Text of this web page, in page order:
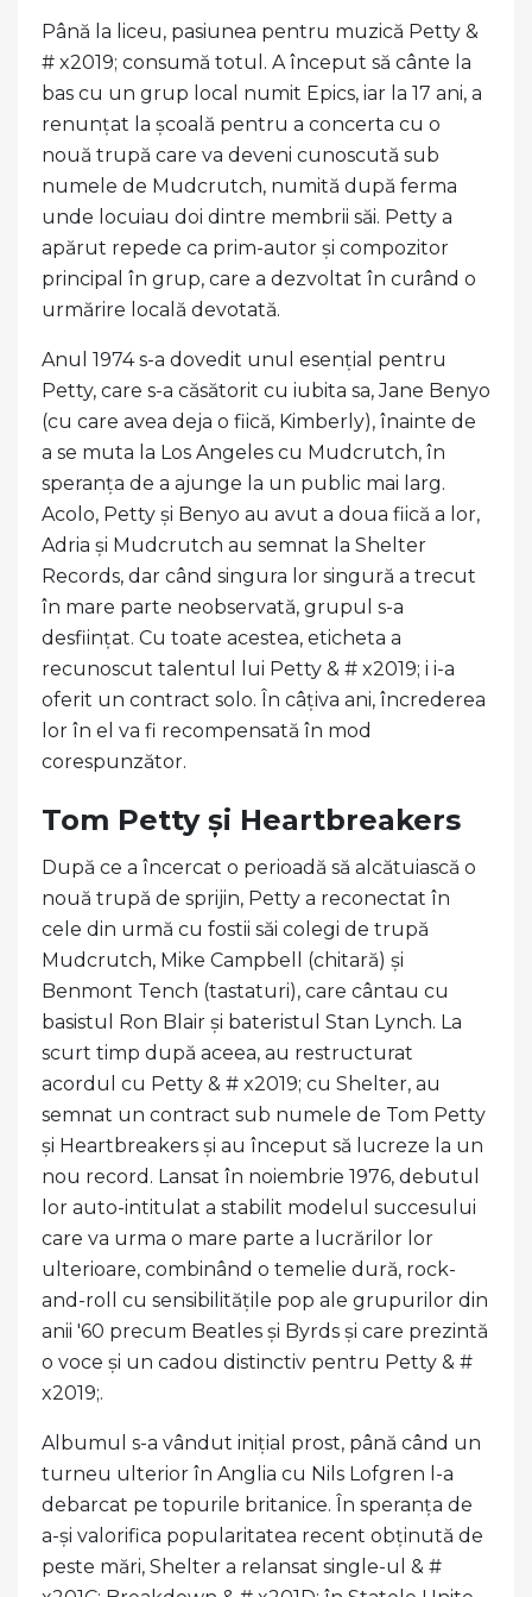
Până la liceu, pasiunea pentru muzică Petty &
# x2019; consumă totul. A început să cânte la
bas cu un grup local numit Epics, iar la 17 ani, a
renunțat la școală pentru a concerta cu o
nouă trupă care va deveni cunoscută sub
numele de Mudcrutch, numită după ferma
unde locuiau doi dintre membrii săi. Petty a
apărut repede ca prim-autor și compozitor
principal în grup, care a dezvoltat în curând o
urmărire locală devotată.
Anul 1974 s-a dovedit unul esențial pentru
Petty, care s-a căsătorit cu iubita sa, Jane Benyo
(cu care avea deja o fiică, Kimberly), înainte de
a se muta la Los Angeles cu Mudcrutch, în
speranța de a ajunge la un public mai larg.
Acolo, Petty și Benyo au avut a doua fiică a lor,
Adria și Mudcrutch au semnat la Shelter
Records, dar când singura lor singură a trecut
în mare parte neobservată, grupul s-a
desființat. Cu toate acestea, eticheta a
recunoscut talentul lui Petty & # x2019; i i-a
oferit un contract solo. În câțiva ani, încrederea
lor în el va fi recompensată în mod
corespunzător.
Tom Petty și Heartbreakers
După ce a încercat o perioadă să alcătuiască o
nouă trupă de sprijin, Petty a reconectat în
cele din urmă cu fostii săi colegi de trupă
Mudcrutch, Mike Campbell (chitară) și
Benmont Tench (tastaturi), care cântau cu
basistul Ron Blair și bateristul Stan Lynch. La
scurt timp după aceea, au restructurat
acordul cu Petty & # x2019; cu Shelter, au
semnat un contract sub numele de Tom Petty
și Heartbreakers și au început să lucreze la un
nou record. Lansat în noiembrie 1976, debutul
lor auto-intitulat a stabilit modelul succesului
care va urma o mare parte a lucrărilor lor
ulterioare, combinând o temelie dură, rock-
and-roll cu sensibilitățile pop ale grupurilor din
anii '60 precum Beatles și Byrds și care prezintă
o voce și un cadou distinctiv pentru Petty & #
x2019;.
Albumul s-a vândut inițial prost, până când un
turneu ulterior în Anglia cu Nils Lofgren l-a
debarcat pe topurile britanice. În speranța de
a-și valorifica popularitatea recent obținută de
peste mări, Shelter a relansat single-ul & #